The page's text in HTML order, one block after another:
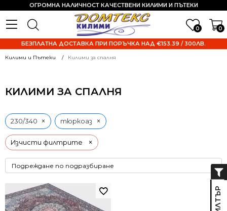
0 0
ОГРОМНА НАЛИЧНОСТ КАЧЕСТВЕНИ КИЛИМИ И ПЪТЕКИ
БЕЗПЛАТНА ДОСТАВКА ПРИ ПОРЪЧКА НАД €153.39 / 300ЛВ.
Килими и Пътеки Килими за спалня
КИЛИМИ ЗА СПАЛНЯ
Изчисти филтрите ×
230/340 × тюркоаз ×